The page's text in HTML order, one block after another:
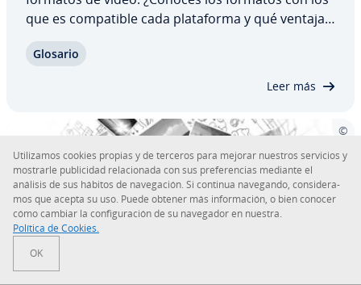
que es co­m­pa­ti­ble cada pla­ta­fo­r­ma y qué ventajas
es el mejor formato de vídeo para ti y ahorrarás
Glosario
Leer más
Uti­li­za­mos cookies propias y de terceros para mejorar nuestros servicios y
mostrarle pu­bli­ci­dad re­la­cio­na­da con sus pre­fe­re­n­cias mediante el
análisis de sus hábitos de na­ve­ga­ción. Si continua navegando, co­n­si­de­ra­
mos que acepta su uso. Puede obtener más in­fo­r­ma­ción, o bien conocer
cómo cambiar la co­n­fi­gu­ra­ción de su navegador en nuestra.
Política de Cookies.
OK